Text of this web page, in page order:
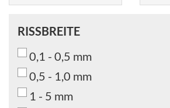
RISSBREITE
RISSBREITE
0,1 - 0,5 mm
0,5 - 1,0 mm
1 - 5 mm